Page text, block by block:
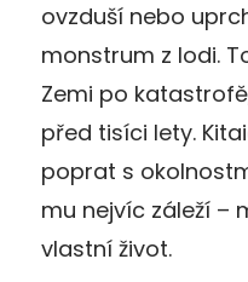
ovzduší nebo
monstrum z lodi.
Zemi po
před tisíci lety.
poprat s
mu nejvíc záleží –
vlastní život.